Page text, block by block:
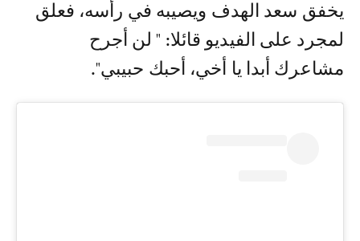
يخفق سعد الهدف ويصيبه في رأسه، فعلق
لمجرد على الفيديو قائلا: " لن أجرح
مشاعرك أبدا يا أخي، أحبك حبيبي".